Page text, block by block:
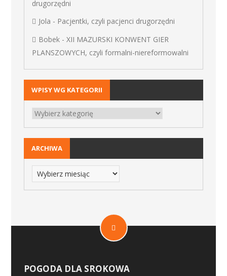
drugorzędni
Jola - Pacjentki, czyli pacjenci drugorzędni
Bobek- XII MAZURSKI KONWENT GIER
PLANSZOWYCH, czyli formalni-niereformowalni
WPISY WG KATEGORII
ARCHIWA
POGODA DLA SROKOWA